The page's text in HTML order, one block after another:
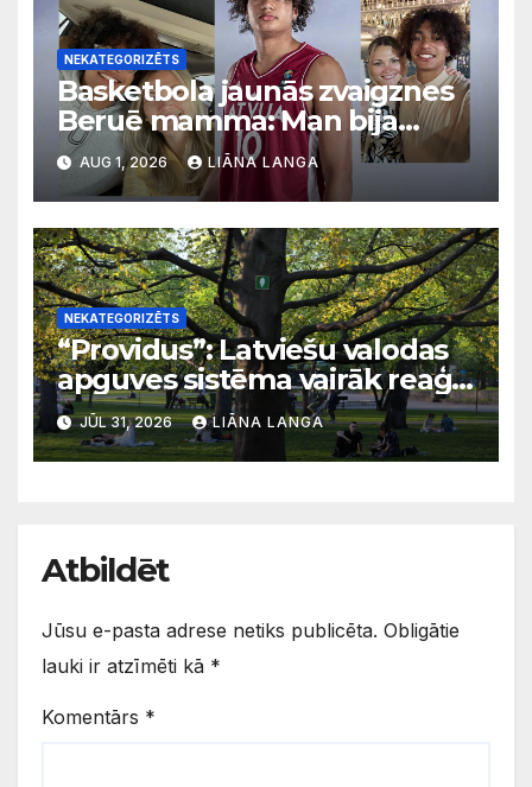
NEKATEGORIZĒTS
Basketbola jaunās zvaigznes
Beruē mamma: Man bija
svarīgi, lai bērni apgūst
latviešu valodu
AUG 1, 2026 LIĀNA LANGA
NEKATEGORIZĒTS
“Providus”: Latviešu valodas
apguves sistēma vairāk reaģē
uz krīzēm nekā ilgtermiņa
migrācijas tendencēm
JŪL 31, 2026 LIĀNA LANGA
Atbildēt
Jūsu e-pasta adrese netiks publicēta. Obligātie
lauki ir atzīmēti kā *
Komentārs *